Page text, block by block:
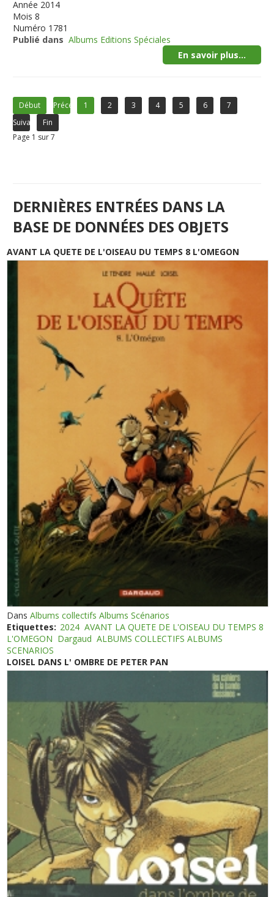
Année 2014
Mois 8
Numéro 1781
Publié dans Albums Editions Spéciales
En savoir plus...
Début Précédent1 2 3 4 5 6
7
Suivant
Fin
Page 1 sur 7
DERNIÈRES ENTRÉES DANS LA
BASE DE DONNÉES DES OBJETS
AVANT LA QUETE DE L'OISEAU DU TEMPS 8 L'OMEGON
DansAlbums collectifs Albums Scénarios
Etiquettes: 2024 AVANT LA QUETE DE L'OISEAU DU TEMPS 8
L'OMEGON Dargaud ALBUMS COLLECTIFS ALBUMS
SCENARIOS
LOISEL DANS L' OMBRE DE PETER PAN